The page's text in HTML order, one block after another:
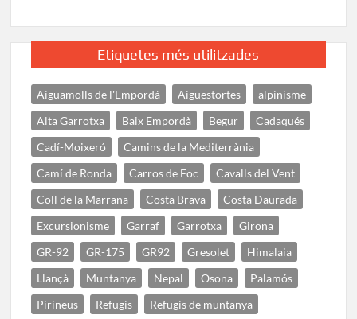
Etiquetes més utilitzades
Aiguamolls de l'Empordà Aigüestortes
alpinisme
Alta Garrotxa
Baix Empordà Begur
Cadaqués
Cadí-Moixeró
Camins de la Mediterrània
Camí de Ronda
Carros de Foc
Cavalls del Vent
Coll de la Marrana
Costa Brava
Costa Daurada
Excursionisme
Garraf Garrotxa
Girona
GR-92
GR-175 GR92 Gresolet
Himalaia
Llançà
Muntanya Nepal Osona
Palamós
Pirineus
Refugis
Refugis de muntanya